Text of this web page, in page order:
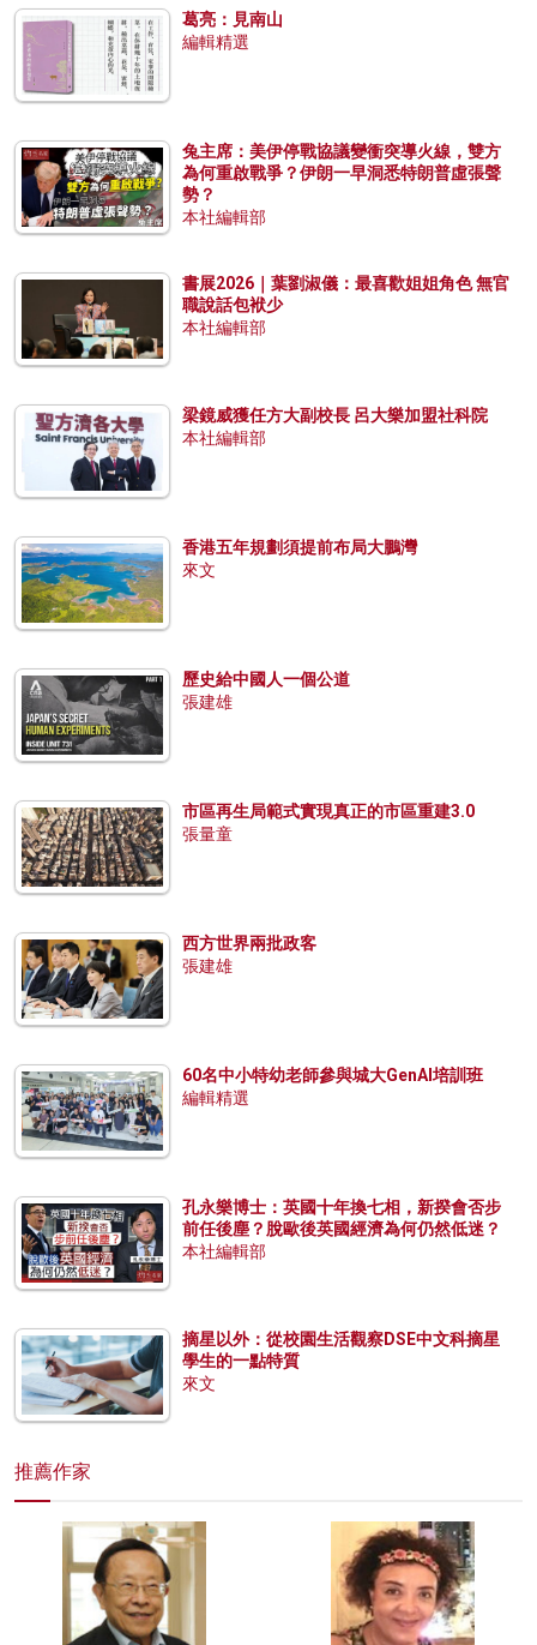
葛亮：見南山
編輯精選
兔主席：美伊停戰協議變衝突導火線，雙方
為何重啟戰爭？伊朗一早洞悉特朗普虛張聲
勢？
本社編輯部
書展2026｜葉劉淑儀：最喜歡姐姐角色 無官
職說話包袱少
本社編輯部
梁鏡威獲任方大副校長 呂大樂加盟社科院
本社編輯部
香港五年規劃須提前布局大鵬灣
來文
歷史給中國人一個公道
張建雄
市區再生局範式實現真正的市區重建3.0
張量童
西方世界兩批政客
張建雄
60名中小特幼老師參與城大GenAI培訓班
編輯精選
孔永樂博士：英國十年換七相，新揆會否步
前任後塵？脫歐後英國經濟為何仍然低迷？
本社編輯部
摘星以外：從校園生活觀察DSE中文科摘星
學生的一點特質
來文
推薦作家